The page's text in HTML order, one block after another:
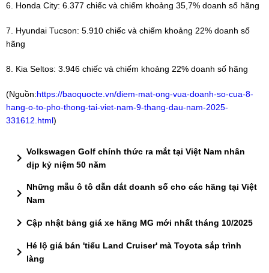
6. Honda City: 6.377 chiếc và chiếm khoảng 35,7% doanh số hãng
7. Hyundai Tucson: 5.910 chiếc và chiếm khoảng 22% doanh số
hãng
8. Kia Seltos: 3.946 chiếc và chiếm khoảng 22% doanh số hãng
(Nguồn:https://baoquocte.vn/diem-mat-ong-vua-doanh-so-cua-8-
hang-o-to-pho-thong-tai-viet-nam-9-thang-dau-nam-2025-
331612.html)
chevron_right Volkswagen Golf chính thức ra mắt tại Việt Nam nhân
dịp kỷ niệm 50 năm
chevron_right Những mẫu ô tô dẫn dắt doanh số cho các hãng tại Việt
Nam
chevron_right Cập nhật bảng giá xe hãng MG mới nhất tháng 10/2025
chevron_right Hé lộ giá bán 'tiểu Land Cruiser' mà Toyota sắp trình
làng